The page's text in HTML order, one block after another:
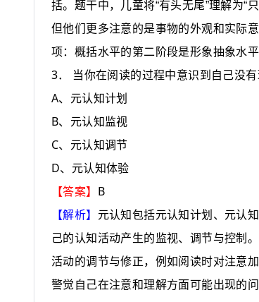
括。题干中，儿童将“有头无尾”理解为“
但他们更多注意的是事物的外观和实际
项：概括水平的第二阶段是形象抽象水
3． 当你在阅读的过程中意识到自己没
A、元认知计划
B、元认知监视
C、元认知调节
D、元认知体验
【答案】 B
【解析】 元认知包括元认知计划、元认
己的认知活动产生的监视、调节与控制
活动的调节与修正，例如阅读时对注意
警觉自己在注意和理解方面可能出现的